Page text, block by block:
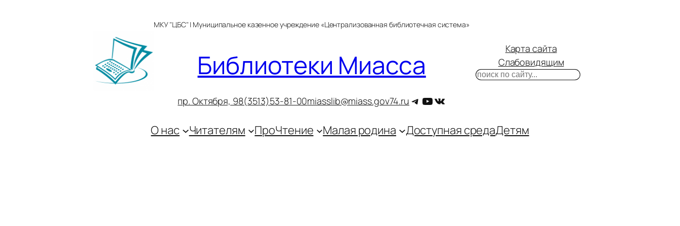
МКУ "ЦБС" | Муниципальное казенное учреждение «Централизованная библиотечная система»
Библиотеки Миасса
пр. Октября, 98(3513)53-81-00miasslib@miass.gov74.ru Telegram
YouTube
ВКонтакте
Карта сайта
Слабовидящим
Поиск
О нас Читателям ПроЧтение Малая родина Доступная средаДетям